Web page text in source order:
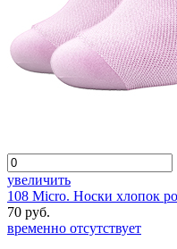
увеличить
108 Micro. Носки хлопок
70 руб.
временно отсутствует